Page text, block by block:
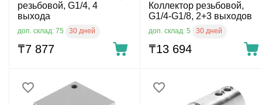
резьбовой, G1/4, 4
выхода
доп. склад: 75 30 дней
₸7 877
Коллектор резьбовой,
G1/4-G1/8, 2+3 выходов
доп. склад: 5 30 дней
₸13 694